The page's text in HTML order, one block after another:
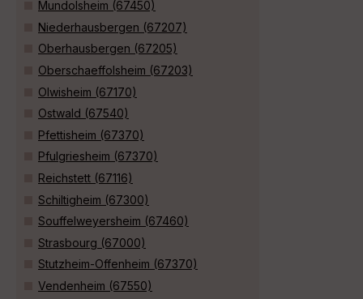
Mundolsheim (67450)
Niederhausbergen (67207)
Oberhausbergen (67205)
Oberschaeffolsheim (67203)
Olwisheim (67170)
Ostwald (67540)
Pfettisheim (67370)
Pfulgriesheim (67370)
Reichstett (67116)
Schiltigheim (67300)
Souffelweyersheim (67460)
Strasbourg (67000)
Stutzheim-Offenheim (67370)
Vendenheim (67550)